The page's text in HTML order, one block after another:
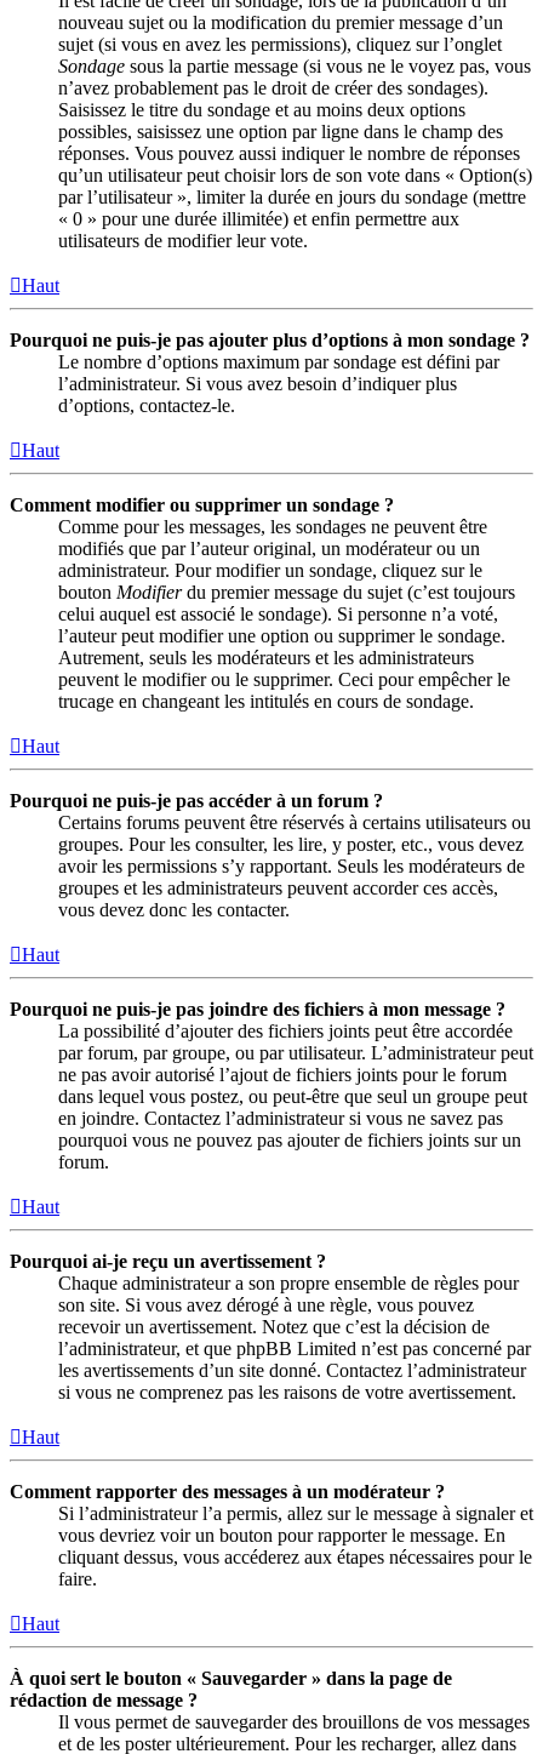
nouveau sujet ou la modification du premier message d’un
sujet (si vous en avez les permissions), cliquez sur l’onglet
Sondage sous la partie message (si vous ne le voyez pas, vous
n’avez probablement pas le droit de créer des sondages).
Saisissez le titre du sondage et au moins deux options
possibles, saisissez une option par ligne dans le champ des
réponses. Vous pouvez aussi indiquer le nombre de réponses
qu’un utilisateur peut choisir lors de son vote dans « Option(s)
par l’utilisateur », limiter la durée en jours du sondage (mettre
« 0 » pour une durée illimitée) et enfin permettre aux
utilisateurs de modifier leur vote.
Haut
Pourquoi ne puis-je pas ajouter plus d’options à mon sondage ?
Le nombre d’options maximum par sondage est défini par
l’administrateur. Si vous avez besoin d’indiquer plus
d’options, contactez-le.
Haut
Comment modifier ou supprimer un sondage ?
Comme pour les messages, les sondages ne peuvent être
modifiés que par l’auteur original, un modérateur ou un
administrateur. Pour modifier un sondage, cliquez sur le
bouton Modifierdu premier message du sujet (c’est toujours
celui auquel est associé le sondage). Si personne n’a voté,
l’auteur peut modifier une option ou supprimer le sondage.
Autrement, seuls les modérateurs et les administrateurs
peuvent le modifier ou le supprimer. Ceci pour empêcher le
trucage en changeant les intitulés en cours de sondage.
Haut
Pourquoi ne puis-je pas accéder à un forum ?
Certains forums peuvent être réservés à certains utilisateurs ou
groupes. Pour les consulter, les lire, y poster, etc., vous devez
avoir les permissions s’y rapportant. Seuls les modérateurs de
groupes et les administrateurs peuvent accorder ces accès,
vous devez donc les contacter.
Haut
Pourquoi ne puis-je pas joindre des fichiers à mon message ?
La possibilité d’ajouter des fichiers joints peut être accordée
par forum, par groupe, ou par utilisateur. L’administrateur peut
ne pas avoir autorisé l’ajout de fichiers joints pour le forum
dans lequel vous postez, ou peut-être que seul un groupe peut
en joindre. Contactez l’administrateur si vous ne savez pas
pourquoi vous ne pouvez pas ajouter de fichiers joints sur un
forum.
Haut
Pourquoi ai-je reçu un avertissement ?
Chaque administrateur a son propre ensemble de règles pour
son site. Si vous avez dérogé à une règle, vous pouvez
recevoir un avertissement. Notez que c’est la décision de
l’administrateur, et que phpBB Limited n’est pas concerné par
les avertissements d’un site donné. Contactez l’administrateur
si vous ne comprenez pas les raisons de votre avertissement.
Haut
Comment rapporter des messages à un modérateur ?
Si l’administrateur l’a permis, allez sur le message à signaler et
vous devriez voir un bouton pour rapporter le message. En
cliquant dessus, vous accéderez aux étapes nécessaires pour le
faire.
Haut
À quoi sert le bouton « Sauvegarder » dans la page de
rédaction de message ?
Il vous permet de sauvegarder des brouillons de vos messages
et de les poster ultérieurement. Pour les recharger, allez dans